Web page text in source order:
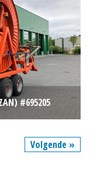
#695205
Volgende »